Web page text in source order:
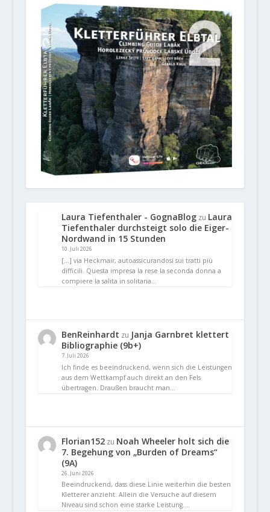
Laura Tiefenthaler - GognaBlogzu Laura
Tiefenthaler durchsteigt solo die Eiger-
Nordwand in 15 Stunden
10. Juli 2026
[…] via Heckmair, autoassicurandosi sui tratti più
difficili. Questa impresa la rese la seconda donna a
compiere la salita in solitaria…
BenReinhardt zu Janja Garnbret klettert
Bibliographie (9b+)
7. Juli 2026
Ich finde es beeindruckend, wenn sich die Leistungen
aus dem Wettkampf auch direkt an den Fels
übertragen. Draußen braucht man…
Florian152zu Noah Wheeler holt sich die
7. Begehung von „Burden of Dreams“
(9A)
26. Juni 2026
Beeindruckend, dass diese Linie weiterhin die besten
Kletterer anzieht. Allein die Versuche auf diesem
Niveau sind schon eine starke Leistung.…